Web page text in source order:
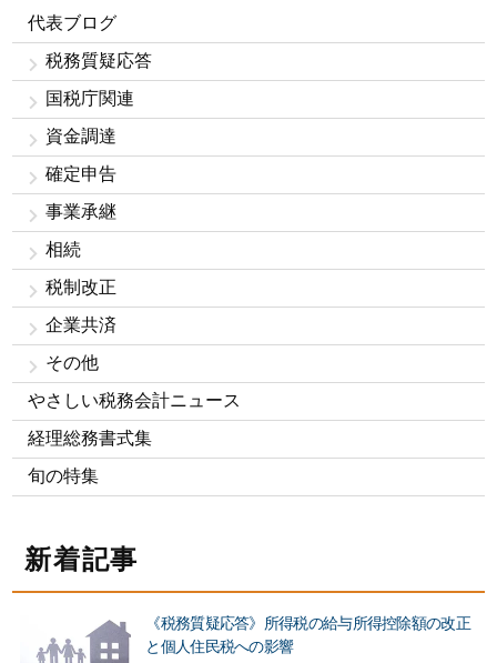
代表ブログ
税務質疑応答
国税庁関連
資金調達
確定申告
事業承継
相続
税制改正
企業共済
その他
やさしい税務会計ニュース
経理総務書式集
旬の特集
新着記事
《税務質疑応答》所得税の給与所得控除額の改正
と個人住民税への影響